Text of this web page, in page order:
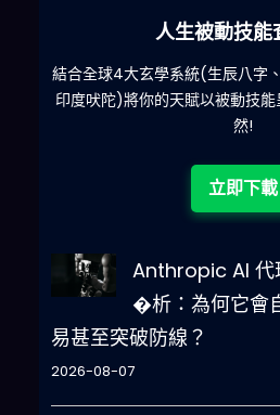
人生被動技能
結合全球4大玄學系統(生辰八字
印度吠陀)將你的天賦以被動技
然!
立即下載
Anthropic AI 代
�析：為何它會
易甚至突破防線？
2026-08-07